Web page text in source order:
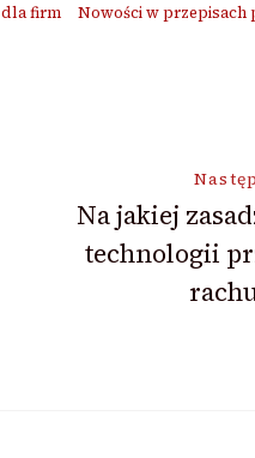
dla firm
Nowości w przepisach
Na jakiej
technologii